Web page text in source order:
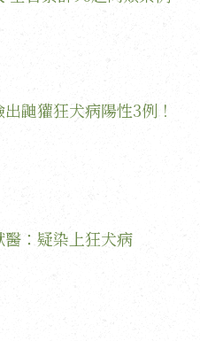
鼬獾狂犬病陽性3例！
：疑染上狂犬病